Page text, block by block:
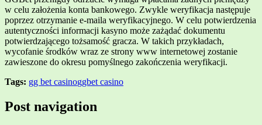
w celu założenia konta bankowego. Zwykle weryfikacja następuje
poprzez otrzymanie e-maila weryfikacyjnego. W celu potwierdzenia
autentyczności informacji kasyno może zażądać dokumentu
potwierdzającego tożsamość gracza. W takich przykładach,
wycofanie środków wraz ze strony www internetowej zostanie
zawieszone do okresu pomyślnego zakończenia weryfikacji.
Tags: gg bet casinoggbet casino
Post navigation